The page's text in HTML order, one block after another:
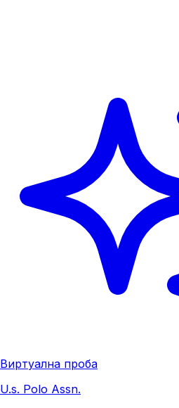
Виртуална проба
U.s. Polo Assn.